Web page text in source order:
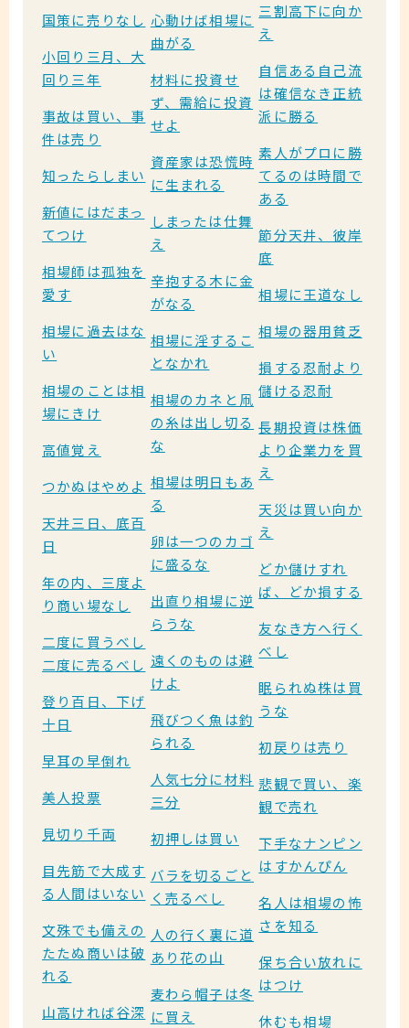
国策に売りなし
小回り三月、大
回り三年
事故は買い、事
件は売り
知ったらしまい
新値にはだまっ
てつけ
相場師は孤独を
愛す
相場に過去はな
い
相場のことは相
場にきけ
高値覚え
つかぬはやめよ
天井三日、底百
日
年の内、三度よ
り商い場なし
二度に買うべし
二度に売るべし
登り百日、下げ
十日
早耳の早倒れ
美人投票
見切り千両
目先筋で大成す
る人間はいない
文殊でも備えの
たたぬ商いは破
れる
山高ければ谷深
心動けば相場に
曲がる
材料に投資せ
ず、需給に投資
せよ
資産家は恐慌時
に生まれる
しまったは仕舞
え
辛抱する木に金
がなる
相場に淫するこ
となかれ
相場のカネと凧
の糸は出し切る
な
相場は明日もあ
る
卵は一つのカゴ
に盛るな
出直り相場に逆
らうな
遠くのものは避
けよ
飛びつく魚は釣
られる
人気七分に材料
三分
初押しは買い
バラを切るごと
く売るべし
人の行く裏に道
あり花の山
麦わら帽子は冬
に買え
三割高下に向か
え
自信ある自己流
は確信なき正統
派に勝る
素人がプロに勝
てるのは時間で
ある
節分天井、彼岸
底
相場に王道なし
相場の器用貧乏
損する忍耐より
儲ける忍耐
長期投資は株価
より企業力を買
え
天災は買い向か
え
どか儲けすれ
ば、どか損する
友なき方へ行く
べし
眠られぬ株は買
うな
初戻りは売り
悲観で買い、楽
観で売れ
下手なナンピン
はすかんぴん
名人は相場の怖
さを知る
保ち合い放れに
はつけ
休むも相場